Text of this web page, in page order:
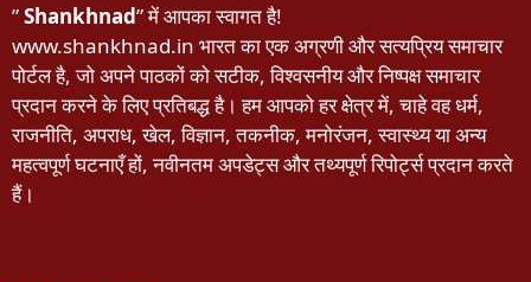
”Shankhnad” में आपका स्वागत है!
www.shankhnad.in भारत का एक अग्रणी और सत्यप्रिय समाचार
पोर्टल है, जो अपने पाठकों को सटीक, विश्वसनीय और निष्पक्ष समाचार
प्रदान करने के लिए प्रतिबद्ध है। हम आपको हर क्षेत्र में, चाहे वह धर्म,
राजनीति, अपराध, खेल, विज्ञान, तकनीक, मनोरंजन, स्वास्थ्य या अन्य
महत्वपूर्ण घटनाएँ हों, नवीनतम अपडेट्स और तथ्यपूर्ण रिपोर्ट्स प्रदान करते
हैं।